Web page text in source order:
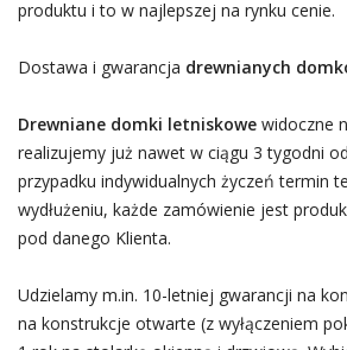
produktu i to w najlepszej na rynku cenie.
Dostawa i gwarancja drewnianych
Drewniane domki letniskowe widoczne
realizujemy już nawet w ciągu 3 tygodni
przypadku indywidualnych życzeń termin
wydłużeniu, każde zamówienie jest
pod danego Klienta.
Udzielamy m.in. 10-letniej gwarancji na
na konstrukcje otwarte (z wyłączeniem